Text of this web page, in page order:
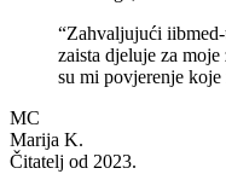
“Zahvaljujući
zaista djeluje za
su mi povjerenje koje
MC
Marija K.
Čitatelj od 2023.